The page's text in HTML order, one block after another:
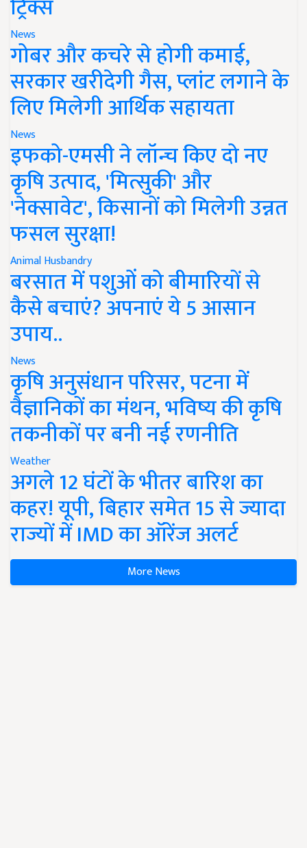
ट्रिक्स
News
गोबर और कचरे से होगी कमाई,
सरकार खरीदेगी गैस, प्लांट लगाने के
लिए मिलेगी आर्थिक सहायता
News
इफको-एमसी ने लॉन्च किए दो नए
कृषि उत्पाद, 'मित्सुकी' और
'नेक्सावेट', किसानों को मिलेगी उन्नत
फसल सुरक्षा!
Animal Husbandry
बरसात में पशुओं को बीमारियों से
कैसे बचाएं? अपनाएं ये 5 आसान
उपाय..
News
कृषि अनुसंधान परिसर, पटना में
वैज्ञानिकों का मंथन, भविष्य की कृषि
तकनीकों पर बनी नई रणनीति
Weather
अगले 12 घंटों के भीतर बारिश का
कहर! यूपी, बिहार समेत 15 से ज्यादा
राज्यों में IMD का ऑरेंज अलर्ट
More News